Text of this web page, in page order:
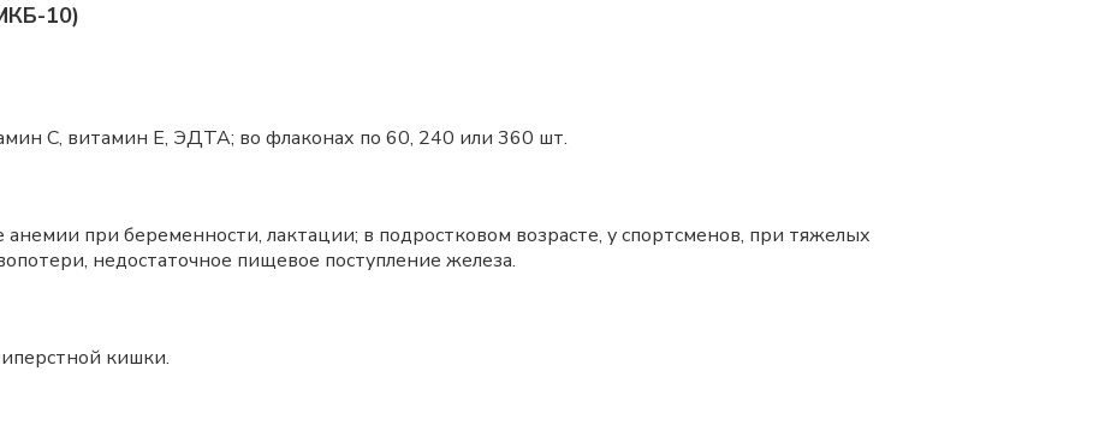
10)
C, витамин E, ЭДТА; во флаконах по 60, 240 или 360 шт.
при беременности, лактации; в подростковом возрасте, у спортсменов, при тяжелых
недостаточное пищевое поступление железа.
кишки.